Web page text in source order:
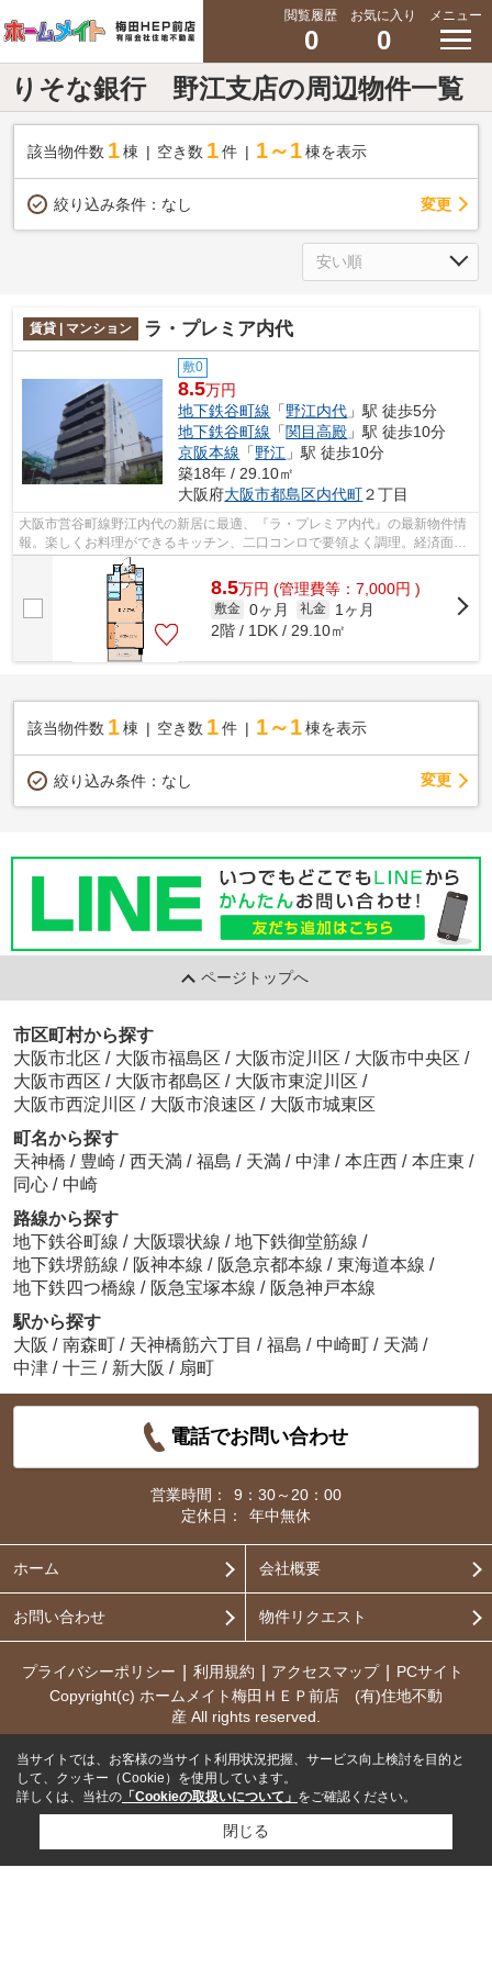
閲覧履歴
0
お気に入り
0
メニュー
りそな銀行 野江支店の周辺物件一覧
該当物件数 1棟 空き数 1 件 1～1 棟を表示
絞り込み条件： なし 変更
賃貸 | マンション ラ・プレミア内代
敷0
8.5万円
地下鉄谷町線 「野江内代 」駅 徒歩5分
地下鉄谷町線 「関目高殿 」駅 徒歩10分
京阪本線 「野江 」駅 徒歩10分
築18年 / 29.10㎡
大阪府大阪市都島区内代町２丁目
大阪市営谷町線野江内代の新居に最適、『ラ・プレミア内代』の最新物件情
報。楽しくお料理ができるキッチン、二口コンロで要領よく調理。経済面的
で、メリットも多い賃貸物件。防犯対...
8.5万円 (管理費等：7,000円 )
敷金 0ヶ月 礼金
1ヶ月
2階 / 1DK / 29.10㎡
該当物件数 1棟 空き数 1 件 1～1 棟を表示
絞り込み条件： なし 変更
ページトップへ
市区町村から探す
大阪市北区 / 大阪市福島区 / 大阪市淀川区 / 大阪市中央区 /
大阪市西区 / 大阪市都島区 / 大阪市東淀川区 /
大阪市西淀川区 / 大阪市浪速区 / 大阪市城東区
町名から探す
天神橋 / 豊崎 / 西天満 / 福島 / 天満 / 中津 / 本庄西 / 本庄東 /
同心 / 中崎
路線から探す
地下鉄谷町線 / 大阪環状線 / 地下鉄御堂筋線 /
地下鉄堺筋線 / 阪神本線 / 阪急京都本線 / 東海道本線 /
地下鉄四つ橋線 / 阪急宝塚本線 / 阪急神戸本線
駅から探す
大阪 / 南森町 / 天神橋筋六丁目 / 福島 / 中崎町 / 天満 /
中津 / 十三 / 新大阪 / 扇町
電話でお問い合わせ
営業時間：
9：30～20：00
定休日：
年中無休
ホーム 会社概要
お問い合わせ 物件リクエスト
プライバシーポリシー 利用規約 アクセスマップ
PCサイト
Copyright(c) ホームメイト梅田ＨＥＰ前店 (有)住地不動
産 All rights reserved.
当サイトでは、お客様の当サイト利用状況把握、サービス向上検討を目的と
して、クッキー（Cookie）を使用しています。
詳しくは、当社の 「Cookieの取扱いについて」 をご確認ください。
閉じる